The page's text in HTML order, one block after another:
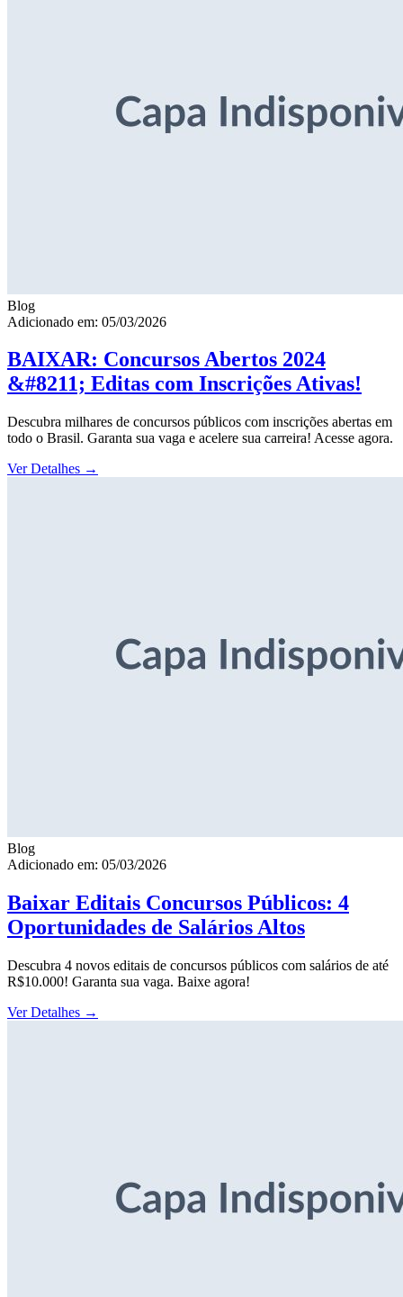
Blog
Adicionado em: 05/03/2026
BAIXAR: Concursos Abertos 2024
&#8211; Editas com Inscrições Ativas!
Descubra milhares de concursos públicos com inscrições abertas em
todo o Brasil. Garanta sua vaga e acelere sua carreira! Acesse agora.
Ver Detalhes →
Blog
Adicionado em: 05/03/2026
Baixar Editais Concursos Públicos: 4
Oportunidades de Salários Altos
Descubra 4 novos editais de concursos públicos com salários de até
R$10.000! Garanta sua vaga. Baixe agora!
Ver Detalhes →